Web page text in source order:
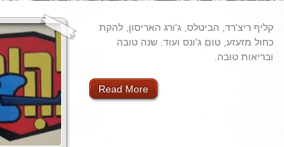
קליף ריצ'רד, הביטלס, ג'ורג האריסון, להקת
כחול מזעזע, טום ג'ונס ועוד. שנה טובה
ובריאות טובה.
Read More